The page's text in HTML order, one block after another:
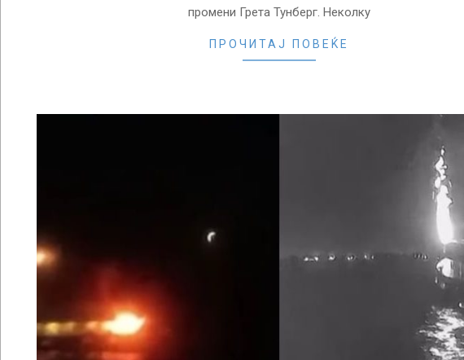
промени Грета Тунберг. Неколку
ПРОЧИТАЈ ПОВЕЌЕ